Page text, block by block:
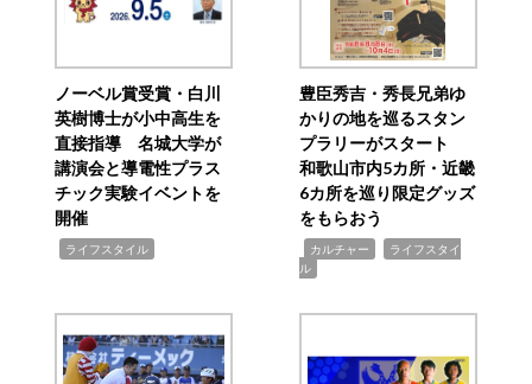
ノーベル賞受賞・白川
英樹博士が小中高生を
直接指導 名城大学が
講演会と導電性プラス
チック実験イベントを
開催
ライフスタイル
豊臣秀吉・秀長兄弟ゆ
かりの地を巡るスタン
プラリーがスタート
和歌山市内5カ所・近畿
6カ所を巡り限定グッズ
をもらおう
カルチャー
ライフスタイ
ル